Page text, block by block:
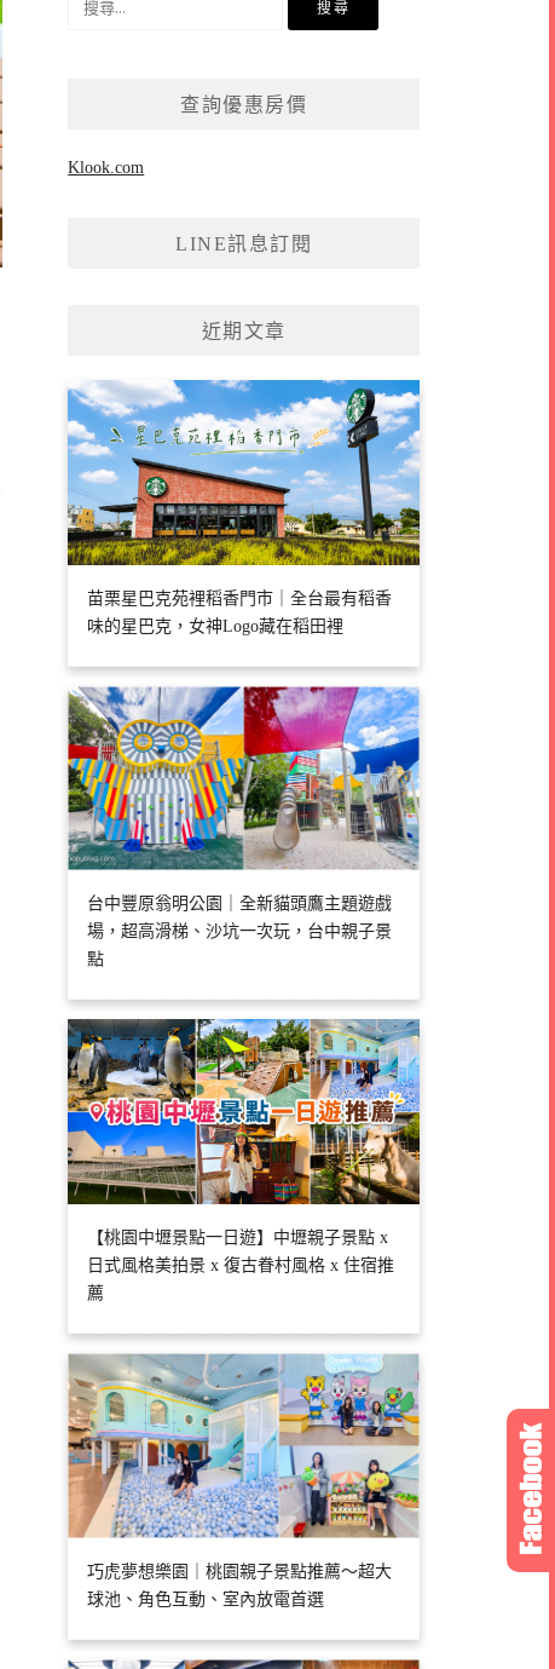
查詢優惠房價
Klook.com
LINE訊息訂閱
近期文章
苗栗星巴克苑裡稻香門市｜全台最有稻香
味的星巴克，女神Logo藏在稻田裡
台中豐原翁明公園｜全新貓頭鷹主題遊戲
場，超高滑梯、沙坑一次玩，台中親子景
點
【桃園中壢景點一日遊】中壢親子景點 x
日式風格美拍景 x 復古眷村風格 x 住宿推
薦
巧虎夢想樂園｜桃園親子景點推薦～超大
球池、角色互動、室內放電首選